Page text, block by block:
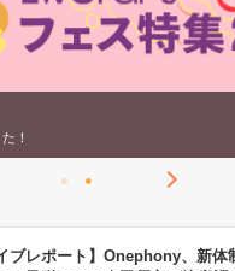
！
ブレポート】Onephony、新体